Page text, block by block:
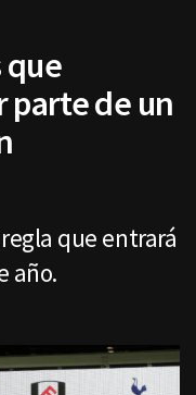
que
parte de un
que entrará
año.